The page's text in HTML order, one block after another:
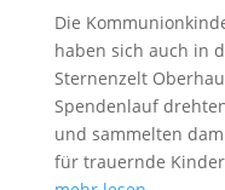
Die
haben sich auch in
Sternenzelt
Spendenlauf
und sammelten
für trauernde